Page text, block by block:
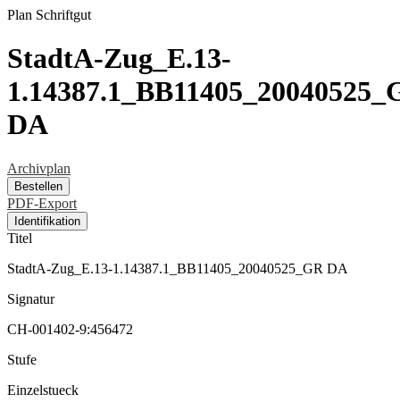
Plan Schriftgut
StadtA-Zug_E.13-
DA
Archivplan
Bestellen
PDF-Export
Identifikation
Titel
StadtA-Zug_E.13-1.14387.1_BB11405_20040525_GR DA
Signatur
CH-001402-9:456472
Stufe
Einzelstueck